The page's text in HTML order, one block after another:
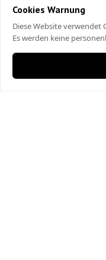
Cookies Warnung
Diese Website verwendet
Es werden keine